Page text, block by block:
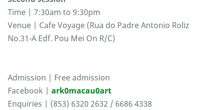
Time | 7:30am to 9:30pm
Venue | Cafe Voyage (Rua do Padre Antonio Roliz
No.31-A Edf. Pou Mei On R/C)
Admission | Free admission
Facebook | ark0macau0art
Enquiries | (853) 6320 2632 / 6686 4338